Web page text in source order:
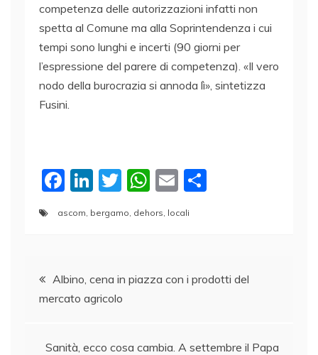
competenza delle autorizzazioni infatti non
spetta al Comune ma alla Soprintendenza i cui
tempi sono lunghi e incerti (90 giorni per
l’espressione del parere di competenza). «Il vero
nodo della burocrazia si annoda lì», sintetizza
Fusini.
F
c
b
o
k
Li
k
dI
n
T
w
itt
W
at
A
E
m
ai
vi
ascom bergamo dehors locali
Navigazione
articoli
Albino, cena in piazza con i prodotti del
mercato agricolo
Sanità, ecco cosa cambia. A settembre il Papa